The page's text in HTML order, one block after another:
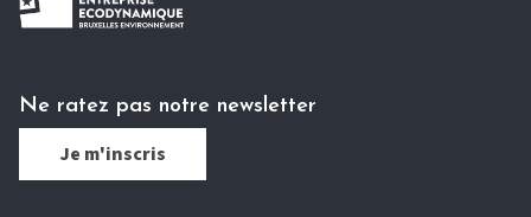
Ne ratez pas notre newsletter
Je m'inscris